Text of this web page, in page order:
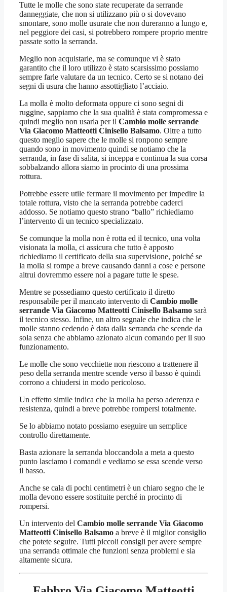
Tutte le molle che sono state recuperate da serrande
danneggiate, che non si utilizzano più o si dovevano
smontare, sono molle usurate che non dureranno a lungo e,
nel peggiore dei casi, si potrebbero rompere proprio mentre
passate sotto la serranda.
Meglio non acquistarle, ma se comunque vi è stato
garantito che il loro utilizzo è stato scarsissimo possiamo
sempre farle valutare da un tecnico. Certo se si notano dei
segni di usura che hanno assottigliato l’acciaio.
La molla è molto deformata oppure ci sono segni di
ruggine, sappiamo che la sua qualità è stata compromessa e
quindi meglio non usarla per il Cambio molle serrande
Via Giacomo Matteotti Cinisello Balsamo. Oltre a tutto
questo meglio sapere che le molle si ronpono sempre
quando sono in movimento quindi se notiamo che la
serranda, in fase di salita, si inceppa e continua la sua corsa
sobbalzando allora siamo in procinto di una prossima
rottura.
Potrebbe essere utile fermare il movimento per impedire la
totale rottura, visto che la serranda potrebbe caderci
addosso. Se notiamo questo strano “ballo” richiediamo
l’intervento di un tecnico specializzato.
Se comunque la molla non è rotta ed il tecnico, una volta
visionata la molla, ci assicura che tutto è apposto
richiediamo il certificato della sua supervisione, poiché se
la molla si rompe a breve causando danni a cose e persone
altrui dovremmo essere noi a pagare tutte le spese.
Mentre se possediamo questo certificato il diretto
responsabile per il mancato intervento di Cambio molle
serrande Via Giacomo Matteotti Cinisello Balsamo sarà
il tecnico stesso. Infine, un altro segnale che indica che le
molle stanno cedendo è data dalla serranda che scende da
sola senza che abbiamo azionato alcun comando per il suo
funzionamento.
Le molle che sono vecchiette non riescono a trattenere il
peso della serranda mentre scende verso il basso è quindi
corrono a chiudersi in modo pericoloso.
Un effetto simile indica che la molla ha perso aderenza e
resistenza, quindi a breve potrebbe rompersi totalmente.
Se lo abbiamo notato possiamo eseguire un semplice
controllo direttamente.
Basta azionare la serranda bloccandola a meta a questo
punto lasciamo i comandi e vediamo se essa scende verso
il basso.
Anche se cala di pochi centimetri è un chiaro segno che le
molla devono essere sostituite perché in procinto di
rompersi.
Un intervento del Cambio molle serrande Via Giacomo
Matteotti Cinisello Balsamo a breve è il miglior consiglio
che potete seguire. Tutti piccoli consigli per avere sempre
una serranda ottimale che funzioni senza problemi e sia
altamente sicura.